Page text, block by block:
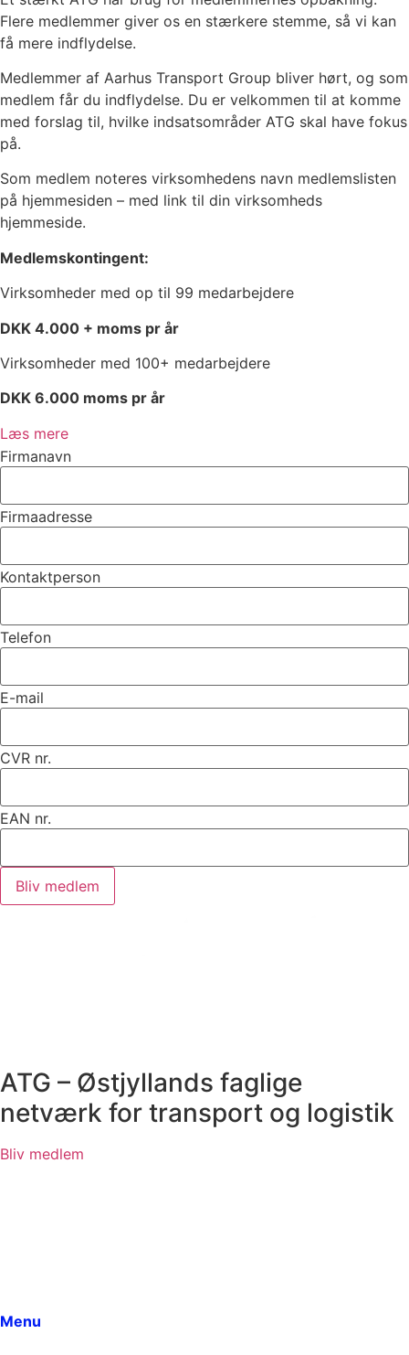
Flere medlemmer giver os en stærkere stemme, så vi kan
få mere indflydelse.
Medlemmer af Aarhus Transport Group bliver hørt, og som
medlem får du indflydelse. Du er velkommen til at komme
med forslag til, hvilke indsatsområder ATG skal have fokus
på.
Som medlem noteres virksomhedens navn medlemslisten
på hjemmesiden – med link til din virksomheds
hjemmeside.
Medlemskontingent:
Virksomheder med op til 99 medarbejdere
DKK 4.000 + moms pr år
Virksomheder med 100+ medarbejdere
DKK 6.000 moms pr år
Læs mere
Firmanavn
Firmaadresse
Kontaktperson
Telefon
E-mail
CVR nr.
EAN nr.
Bliv medlem
ATG – Østjyllands faglige
netværk for transport og logistik
Bliv medlem
Menu